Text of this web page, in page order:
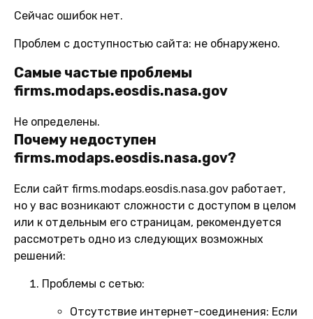
Сейчас ошибок нет.
Проблем с доступностью сайта: не обнаружено.
Самые частые проблемы
firms.modaps.eosdis.nasa.gov
Не определены.
Почему недоступен
firms.modaps.eosdis.nasa.gov?
Если сайт firms.modaps.eosdis.nasa.gov работает,
но у вас возникают сложности с доступом в целом
или к отдельным его страницам, рекомендуется
рассмотреть одно из следующих возможных
решений:
Проблемы с сетью:
Отсутствие интернет-соединения: Если